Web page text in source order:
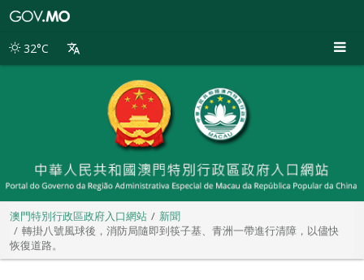
別
32°C
澳門特別行政區政府入口網站
新聞
轉掛八號風球後，消防局隨即到筷子基、青洲一帶進行清障，以儘快
恢復道路。